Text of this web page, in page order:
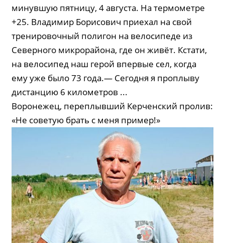
минувшую пятницу, 4 августа. На термометре
+25. Владимир Борисович приехал на свой
тренировочный полигон на велосипеде из
Северного микрорайона, где он живёт. Кстати,
на велосипед наш герой впервые сел, когда
ему уже было 73 года.— Сегодня я проплыву
дистанцию 6 километров ...
Воронежец, переплывший Керченский пролив:
«Не советую брать с меня пример!»